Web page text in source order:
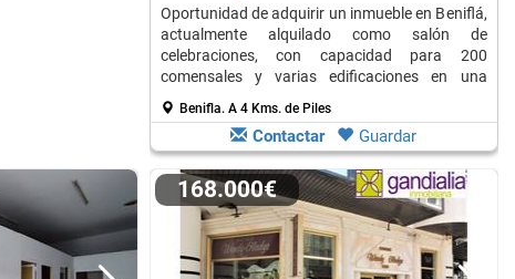
Oportunidad de adquirir un inmueble en Beniflá,
actualmente alquilado como salón de
celebraciones, con capacidad para 200
comensales y varias edificaciones en una
extensa superficie.
Benifla. A 4 Kms. de Piles
Contactar Guardar
168.000€